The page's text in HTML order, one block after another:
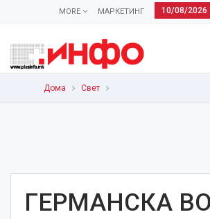
10/08/2026
МАРКЕТИНГ
MORE
Дома Свет
ГЕРМАНСКА